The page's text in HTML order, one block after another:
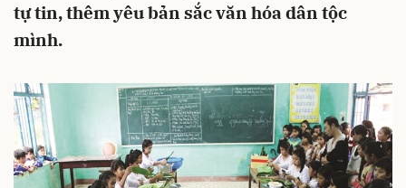
tự tin, thêm yêu bản sắc văn hóa dân tộc
mình.